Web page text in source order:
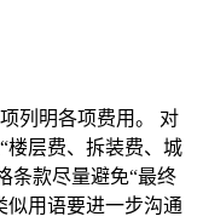
列明各项费用。 对
楼层费、拆装费、城
条款尽量避免“最终
似用语要进一步沟通